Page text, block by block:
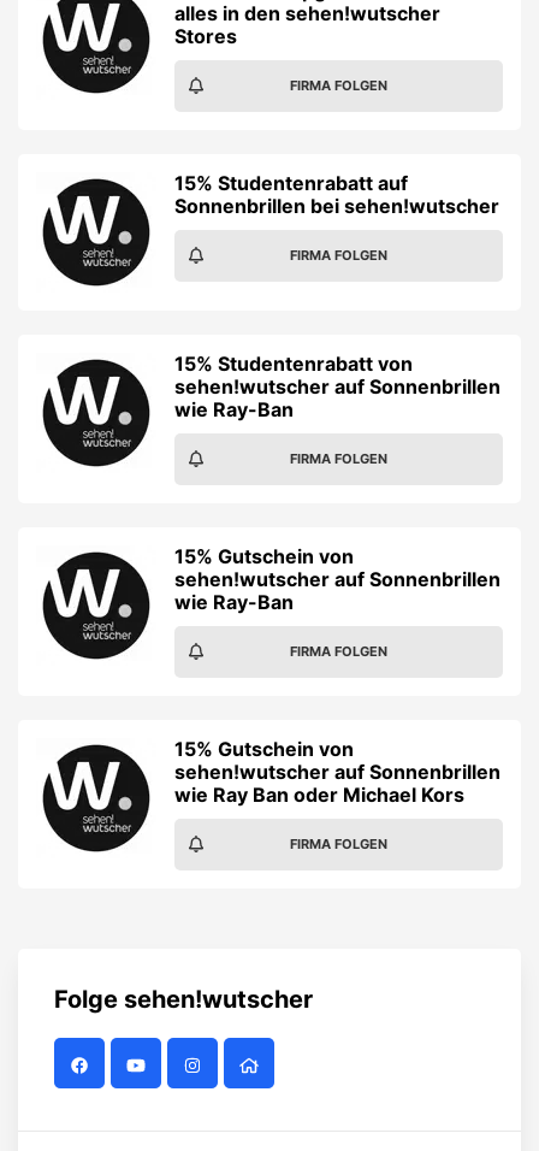
alles in den sehen!wutscher
Stores
FIRMA FOLGEN
15% Studentenrabatt auf
Sonnenbrillen bei sehen!wutscher
FIRMA FOLGEN
15% Studentenrabatt von
sehen!wutscher auf Sonnenbrillen
wie Ray-Ban
FIRMA FOLGEN
15% Gutschein von
sehen!wutscher auf Sonnenbrillen
wie Ray-Ban
FIRMA FOLGEN
15% Gutschein von
sehen!wutscher auf Sonnenbrillen
wie Ray Ban oder Michael Kors
FIRMA FOLGEN
Folge sehen!wutscher